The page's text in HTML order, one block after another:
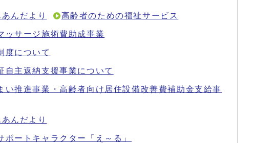
んだより 高齢者のための福祉サービス
ッサージ施術費助成事業
度について
自主返納支援事業について
い推進事業・高齢者向け居住設備改善費補助金支給事
んだより
ポートキャラクター「え～る」